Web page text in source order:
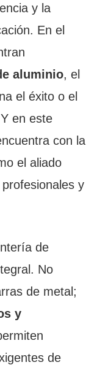
y la
En el
aluminio, el
el éxito o el
en este
con la
el aliado
y
de
No
de metal;
y
de